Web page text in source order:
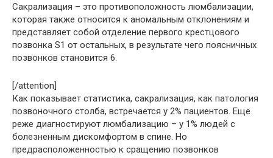
Сакрализация – это противоположность люмбализации,
которая также относится к аномальным отклонениям и
представляет собой отделение первого крестцового
позвонка S1 от остальных, в результате чего поясничных
позвонков становится 6.
[/attention]
Как показывает статистика, сакрализация, как патология
позвоночного столба, встречается у 2% пациентов. Еще
реже диагностируют люмбализацию – у 1% людей с
болезненным дискомфортом в спине. Но
предрасположенностью к сращению позвонков